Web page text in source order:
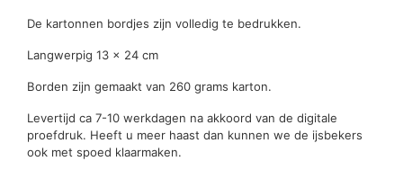
De kartonnen bordjes zijn volledig te bedrukken.
Langwerpig 13 x 24 cm
Borden zijn gemaakt van 260 grams karton.
Levertijd ca 7-10 werkdagen na akkoord van de digitale
proefdruk. Heeft u meer haast dan kunnen we de ijsbekers
ook met spoed klaarmaken.